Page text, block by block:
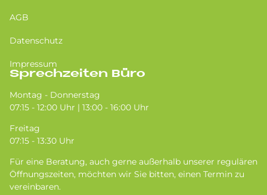
AGB
Datenschutz
Impressum
Sprechzeiten Büro
Montag - Donnerstag
07:15 - 12:00 Uhr | 13:00 - 16:00 Uhr
Freitag
07:15 - 13:30 Uhr
Für eine Beratung, auch gerne außerhalb unserer regulären
Öffnungszeiten, möchten wir Sie bitten, einen Termin zu
vereinbaren.